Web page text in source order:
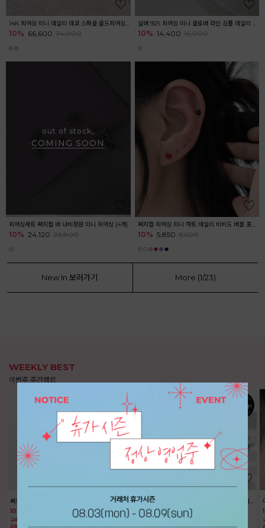
14K 피어싱 미니 데일리 데코 스파클 골드피어싱 이너컨츠 아웃컨츠 귓바퀴
10% 66,600 74,000
실버 925 피어싱 미니 클로버 라인 심플 데일리 피어싱 귓볼 아웃컨츠 귓바퀴
10% 14,400 16,000
out of stock,
COMING SOON
피어싱세트 써지컬 바 나비정원 미니 피어싱 [4개]
10% 24,120 26,800
써지컬 피어싱 미니 하트 데일리 비비드 버블 포인트 피어싱 귓볼 아웃컨츠 귓바퀴
10% 5,850 6,500
New In 보러가기 More (1/23)
WEEKLY BEST
이번주 주간랭킹
10%
구매 44943개↑
10% 1,0801,200
써지컬 피어싱 미니 기본 볼피어싱 3mm
10%